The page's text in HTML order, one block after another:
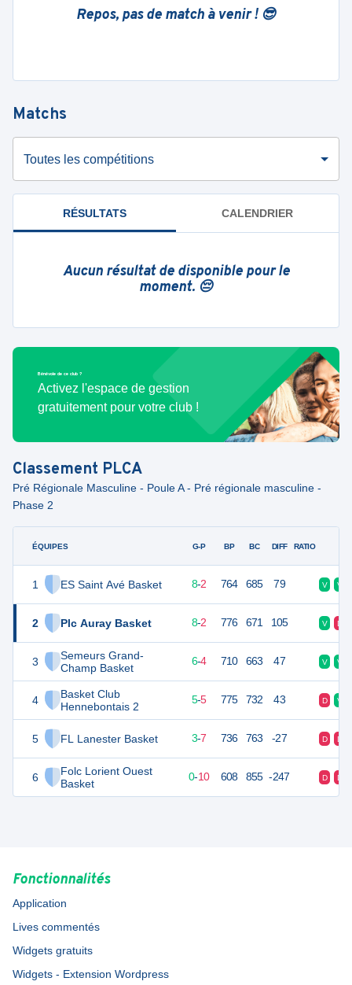
Repos, pas de match à venir ! 😎
Matchs
Toutes les compétitions
RÉSULTATS CALENDRIER
Aucun résultat de disponible pour le
moment. 😔
Bénévole de ce club ?
Activez l'espace de gestion
gratuitement pour votre club !
Classement PLCA
Pré Régionale Masculine - Poule A - Pré régionale masculine -
Phase 2
ÉQUIPES
1 ES Saint Avé Basket
2 Plc Auray Basket
3
Semeurs Grand-
Champ Basket
4
Basket Club
Hennebontais 2
5 FL Lanester Basket
6
Folc Lorient Ouest
Basket
G-P BP BC DIFF RATIO
18 8-2 764 685 79 V V
18 8-2 776 671 105 V D
16 6-4 710 663 47 V V
5-5 775 732 43 D V
13 3-7 736 763 -27 D D
10 0-10 608 855 -247 D D
Fonctionnalités
Application
Lives commentés
Widgets gratuits
Widgets - Extension Wordpress